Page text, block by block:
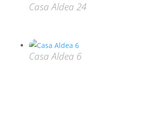
Casa Aldea 24
Casa Aldea 6